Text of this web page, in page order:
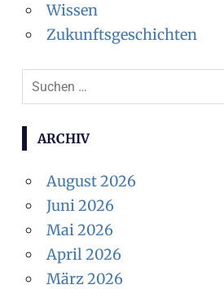
Wissen
Zukunftsgeschichten
u
c
h
e
n
n
a
c
ARCHIV
August 2026
Juni 2026
Mai 2026
April 2026
März 2026